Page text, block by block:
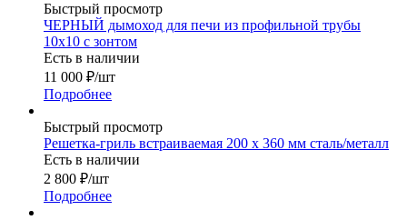
Быстрый просмотр
ЧЕРНЫЙ дымоход для печи из профильной трубы
10х10 с зонтом
Есть в наличии
11 000 ₽/шт
Подробнее
Быстрый просмотр
Решетка-гриль встраиваемая 200 х 360 мм сталь/металл
Есть в наличии
2 800 ₽/шт
Подробнее